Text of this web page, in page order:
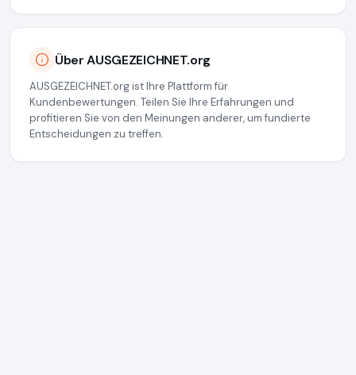
Über AUSGEZEICHNET.org
AUSGEZEICHNET.org ist Ihre Plattform für
Kundenbewertungen. Teilen Sie Ihre Erfahrungen und
profitieren Sie von den Meinungen anderer, um fundierte
Entscheidungen zu treffen.